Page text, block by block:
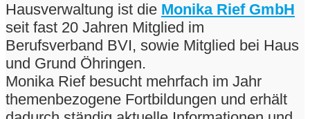
Hausverwaltung ist die Monika Rief GmbH
seit fast 20 Jahren Mitglied im
Berufsverband BVI, sowie Mitglied bei Haus
und Grund Öhringen.
Monika Rief besucht mehrfach im Jahr
themenbezogene Fortbildungen und erhält